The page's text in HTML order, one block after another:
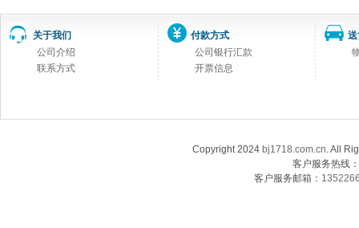
关于我们
公司介绍
联系方式
付款方式
公司银行汇款
开票信息
Copyright 2024 bj1718.com.cn. All
客户服务热线
客户服务邮箱：